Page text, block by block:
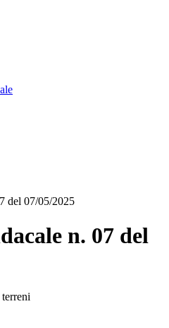
del 07/05/2025
n. 07 del